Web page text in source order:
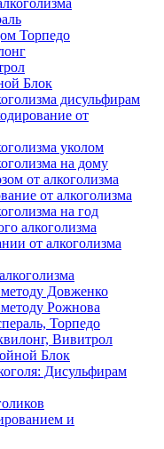
Торпедо
Блок
дисульфирам
от
уколом
на дому
от алкоголизма
от алкоголизма
на год
алкоголизма
от алкоголизма
Довженко
Рожнова
Торпедо
Вивитрол
Блок
Дисульфирам
и